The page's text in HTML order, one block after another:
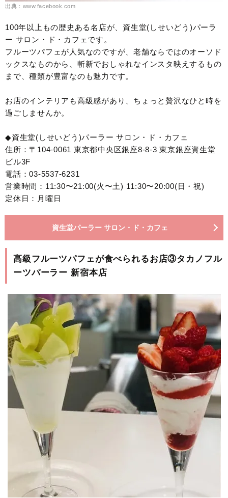
出典：www.facebook.com
100年以上もの歴史ある名店が、資生堂(しせいどう)パーラ
ー サロン・ド・カフェです。
フルーツパフェが人気なのですが、老舗ならではのオーソド
ックスなものから、斬新でおしゃれなインスタ映えするもの
まで、種類が豊富なのも魅力です。
お店のインテリアも高級感があり、ちょっと贅沢なひと時を
過ごしませんか。
◆資生堂(しせいどう)パーラー サロン・ド・カフェ
住所：〒104-0061 東京都中央区銀座8-8-3 東京銀座資生堂
ビル3F
電話：03-5537-6231
営業時間：11:30〜21:00(火〜土) 11:30〜20:00(日・祝)
定休日：月曜日
資生堂パーラー サロン・ド・カフェ
高級フルーツパフェが食べられるお店③タカノフル
ーツパーラー 新宿本店